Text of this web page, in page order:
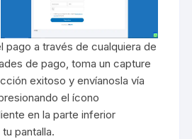
pago a través de cualquiera de
de pago, toma un capture
exitoso y envíanosla vía
el ícono
en la parte inferior
pantalla.